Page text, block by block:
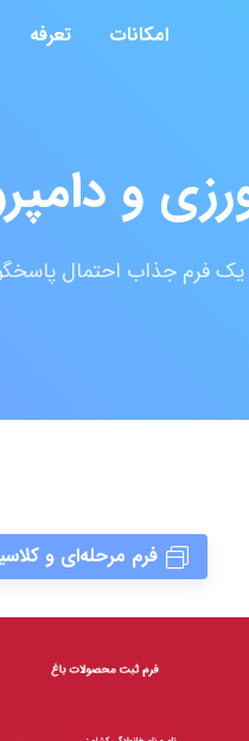
امکانات تعرفه
و
یک فرم جذاب احتمال
فرم مرحله‌ای و